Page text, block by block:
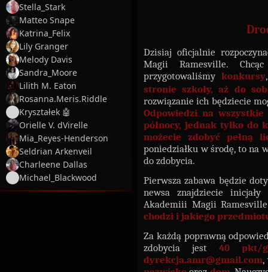
Stella_Stark
Matteo Snape
Katrina_Felix
Lily Granger
Melody Davis
Sandra_Moore
Lilith M. Eaton
Rosanna.Meris.Riddle
Kryształek 🤖
Orielle V. dVirelle
Mia_Reyes-Henderson
Seldrian Arkenveil
Charleene Dallas
Michael_Blackwood
Dzisiaj oficjalnie
Magii Ramesville.
przygotowaliśmy konkursy
stronie szkoły, aż do
rozwiązanie ich będziecie
Odpowiedzi na
północy, jednak tylko do
możecie zdobyć pełną
poniedziałku w środę, to na
do zdobycia.
Pierwsza zabawa będzie
newsa znajdziecie
Akademiii Magii
chodzi i jakiego
Za każdą poprawną
zdobycia jest 40 pkt/
dyrekcja.amr@gmail.com,